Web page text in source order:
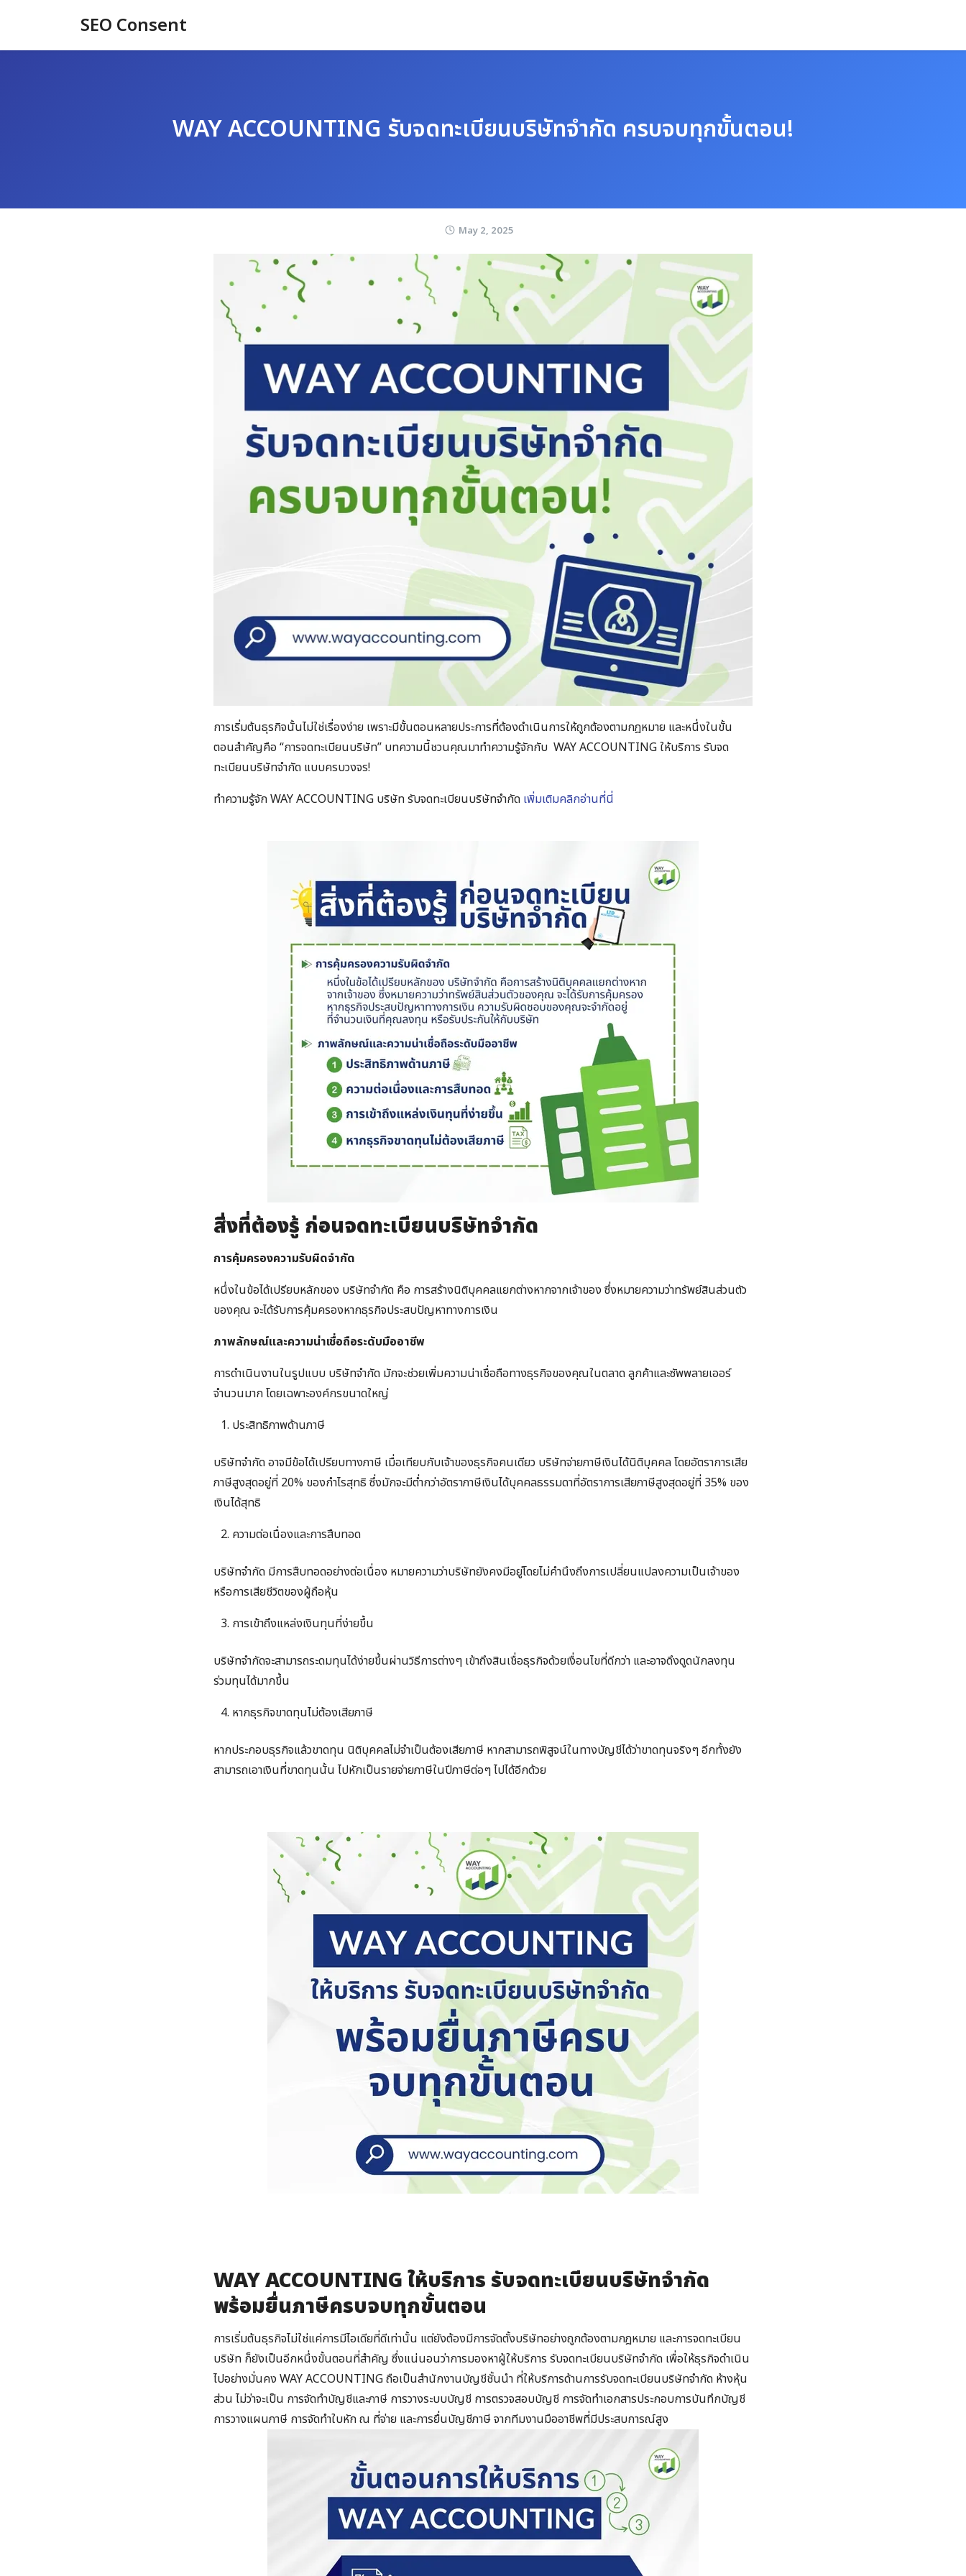
content
SEO Consent
Search
WAY ACCOUNTING รับจดทะเบียนบริษัทจำกัด ครบจบทุกขั้นตอน!
May 2, 2025
การเริ่มต้นธุรกิจนั้นไม่ใช่เรื่องง่าย เพราะมีขั้นตอนหลายประการที่ต้องดำเนินการให้ถูกต้องตามกฎหมาย และหนึ่งในขั้น
ตอนสำคัญคือ “การจดทะเบียนบริษัท” บทความนี้ชวนคุณมาทำความรู้จักกับ WAY ACCOUNTING ให้บริการ รับจด
ทะเบียนบริษัทจำกัด แบบครบวงจร!
ทำความรู้จัก WAY ACCOUNTING บริษัท รับจดทะเบียนบริษัทจำกัด เพิ่มเติมคลิกอ่านที่นี่
สิ่งที่ต้องรู้ ก่อนจดทะเบียนบริษัทจำกัด
การคุ้มครองความรับผิดจำกัด
หนึ่งในข้อได้เปรียบหลักของ บริษัทจำกัด คือ การสร้างนิติบุคคลแยกต่างหากจากเจ้าของ ซึ่งหมายความว่าทรัพย์สินส่วนตัว
ของคุณ จะได้รับการคุ้มครองหากธุรกิจประสบปัญหาทางการเงิน
ภาพลักษณ์และความน่าเชื่อถือระดับมืออาชีพ
การดำเนินงานในรูปแบบ บริษัทจำกัด มักจะช่วยเพิ่มความน่าเชื่อถือทางธุรกิจของคุณในตลาด ลูกค้าและซัพพลายเออร์
จำนวนมาก โดยเฉพาะองค์กรขนาดใหญ่
ประสิทธิภาพด้านภาษี
บริษัทจำกัด อาจมีข้อได้เปรียบทางภาษี เมื่อเทียบกับเจ้าของธุรกิจคนเดียว บริษัทจ่ายภาษีเงินได้นิติบุคคล โดยอัตราการเสีย
ภาษีสูงสุดอยู่ที่ 20% ของกำไรสุทธิ ซึ่งมักจะมีต่ำกว่าอัตราภาษีเงินได้บุคคลธรรมดาที่อัตราการเสียภาษีสูงสุดอยู่ที่ 35% ของ
เงินได้สุทธิ
ความต่อเนื่องและการสืบทอด
บริษัทจำกัด มีการสืบทอดอย่างต่อเนื่อง หมายความว่าบริษัทยังคงมีอยู่โดยไม่คำนึงถึงการเปลี่ยนแปลงความเป็นเจ้าของ
หรือการเสียชีวิตของผู้ถือหุ้น
การเข้าถึงแหล่งเงินทุนที่ง่ายขึ้น
บริษัทจำกัดจะสามารถระดมทุนได้ง่ายขึ้นผ่านวิธีการต่างๆ เข้าถึงสินเชื่อธุรกิจด้วยเงื่อนไขที่ดีกว่า และอาจดึงดูดนักลงทุน
ร่วมทุนได้มากขึ้น
หากธุรกิจขาดทุนไม่ต้องเสียภาษี
หากประกอบธุรกิจแล้วขาดทุน นิติบุคคลไม่จำเป็นต้องเสียภาษี หากสามารถพิสูจน์ในทางบัญชีได้ว่าขาดทุนจริงๆ อีกทั้งยัง
สามารถเอาเงินที่ขาดทุนนั้น ไปหักเป็นรายจ่ายภาษีในปีภาษีต่อๆ ไปได้อีกด้วย
WAY ACCOUNTING ให้บริการ รับจดทะเบียนบริษัทจำกัด
พร้อมยื่นภาษีครบจบทุกขั้นตอน
การเริ่มต้นธุรกิจไม่ใช่แค่การมีไอเดียที่ดีเท่านั้น แต่ยังต้องมีการจัดตั้งบริษัทอย่างถูกต้องตามกฎหมาย และการจดทะเบียน
บริษัท ก็ยังเป็นอีกหนึ่งขั้นตอนที่สำคัญ ซึ่งแน่นอนว่าการมองหาผู้ให้บริการ รับจดทะเบียนบริษัทจำกัด เพื่อให้ธุรกิจดำเนิน
ไปอย่างมั่นคง WAY ACCOUNTING ถือเป็นสำนักงานบัญชีชั้นนำ ที่ให้บริการด้านการรับจดทะเบียนบริษัทจำกัด ห้างหุ้น
ส่วน ไม่ว่าจะเป็น การจัดทำบัญชีและภาษี การวางระบบบัญชี การตรวจสอบบัญชี การจัดทำเอกสารประกอบการบันทึกบัญชี
การวางแผนภาษี การจัดทำใบหัก ณ ที่จ่าย และการยื่นบัญชีภาษี จากทีมงานมืออาชีพที่มีประสบการณ์สูง